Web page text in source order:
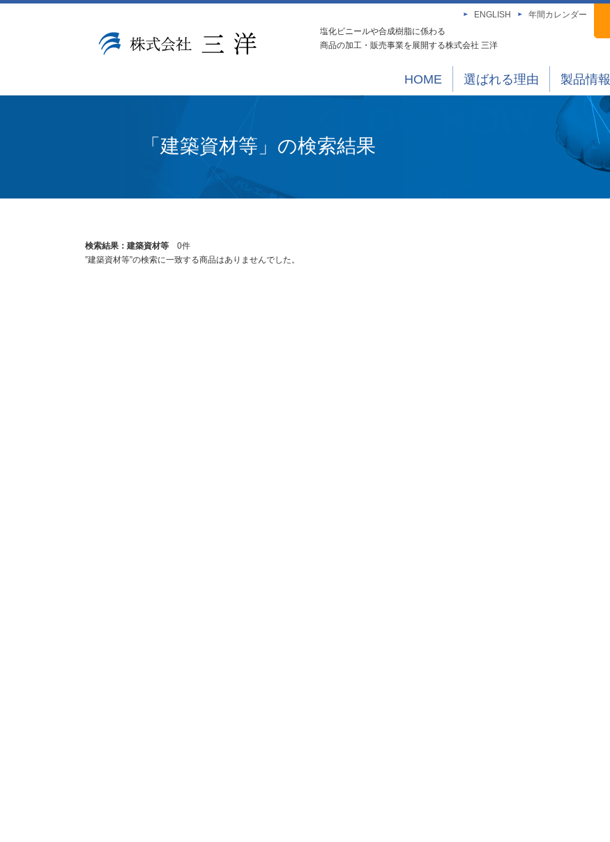
ENGLISH 年間カレンダー
塩化ビニールや合成樹脂に係わる
商品の加工・販売事業を展開する株式会社 三洋
HOME 選ばれる理由 製品情報
「建築資材等」の検索結果
検索結果：建築資材等 0件
”建築資材等”の検索に一致する商品はありませんでした。